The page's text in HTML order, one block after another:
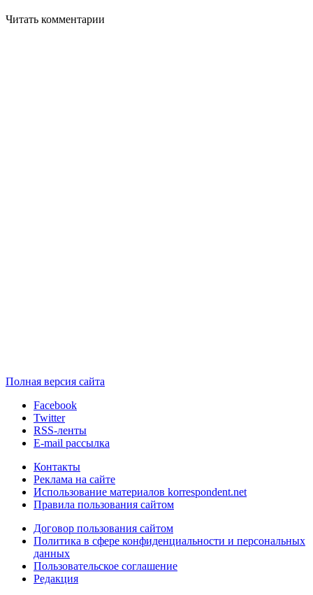
Читать комментарии
Полная версия сайта
Facebook
Twitter
RSS-ленты
E-mail рассылка
Контакты
Реклама на сайте
Использование материалов korrespondent.net
Правила пользования сайтом
Договор пользования сайтом
Политика в сфере конфиденциальности и персональных
данных
Пользовательское соглашение
Редакция